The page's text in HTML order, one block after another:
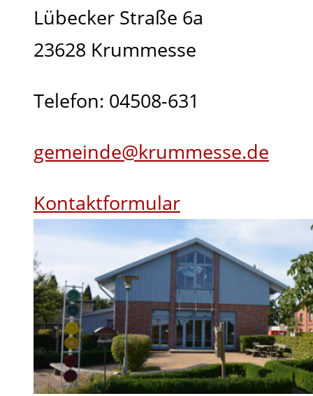
Lübecker Straße 6a
23628 Krummesse
Telefon: 04508-631
gemeinde@krummesse.de
Kontaktformular